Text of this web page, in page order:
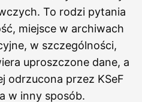
To rodzi pytania
miejsce w archiwach
w szczególności,
uproszczone dane, a
odrzucona przez KSeF
w inny sposób.